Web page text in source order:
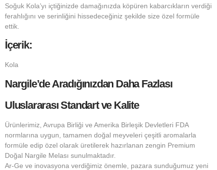
Soğuk Kola’yı içtiğinizde damağınızda köpüren kabarcıkların verdiği
ferahlığını ve serinliğini hissedeceğiniz şekilde size özel formüle
ettik.
İçerik:
Kola
Nargile’de Aradığınızdan Daha Fazlası
Uluslararası Standart ve Kalite
Ürünlerimiz, Avrupa Birliği ve Amerika Birleşik Devletleri FDA
normlarına uygun, tamamen doğal meyveleri çeşitli aromalarla
formüle edip özel olarak üretilerek hazırlanan zengin Premium
Doğal Nargile Melası sunulmaktadır.
Ar-Ge ve inovasyona verdiğimiz önemle, pazara sunduğumuz yeni